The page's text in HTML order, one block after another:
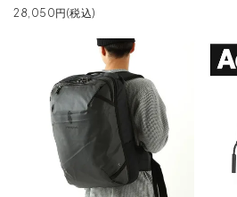
28,050円(税込)